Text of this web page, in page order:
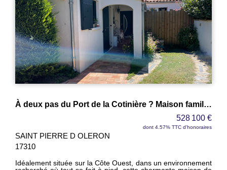
À deux pas du Port de la Cotinière ? Maison familiale de 162 m² avec jardin
528 100 €
dont 4.57% TTC d'honoraires
SAINT PIERRE D OLERON
17310
Idéalement située sur la Côte Ouest, dans un environnement